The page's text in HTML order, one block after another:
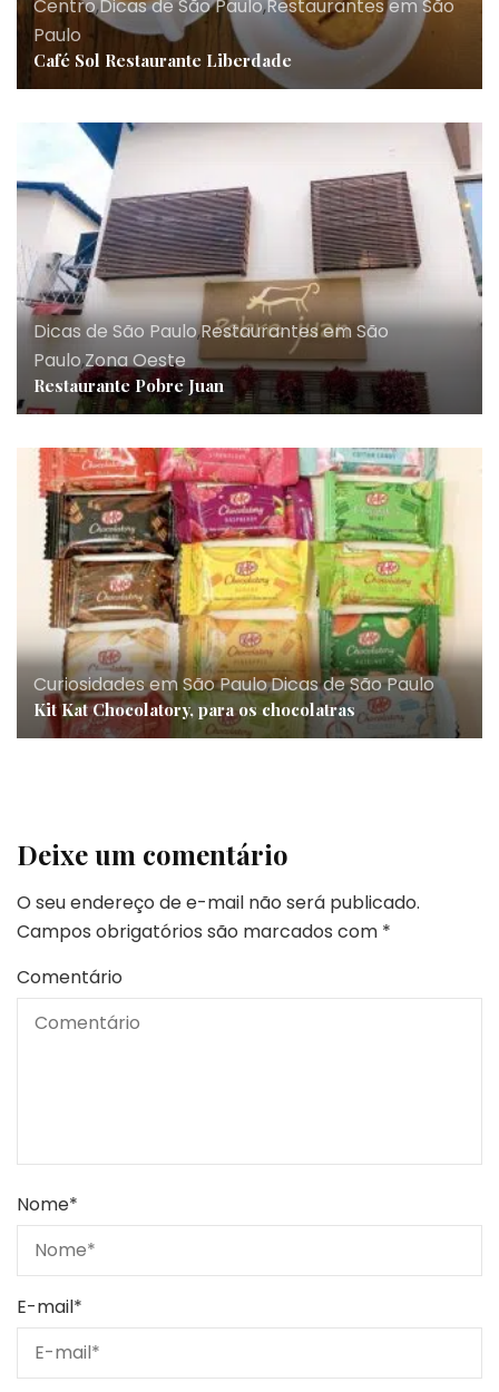
Centro,Dicas de São Paulo,Restaurantes em São
Paulo
Café Sol Restaurante Liberdade
Dicas de São Paulo,Restaurantes em São
Paulo,Zona Oeste
Restaurante Pobre Juan
Curiosidades em São Paulo,Dicas de São Paulo
Kit Kat Chocolatory, para os chocolatras
Deixe um comentário
O seu endereço de e-mail não será publicado.
Campos obrigatórios são marcados com *
Comentário
Nome*
E-mail*